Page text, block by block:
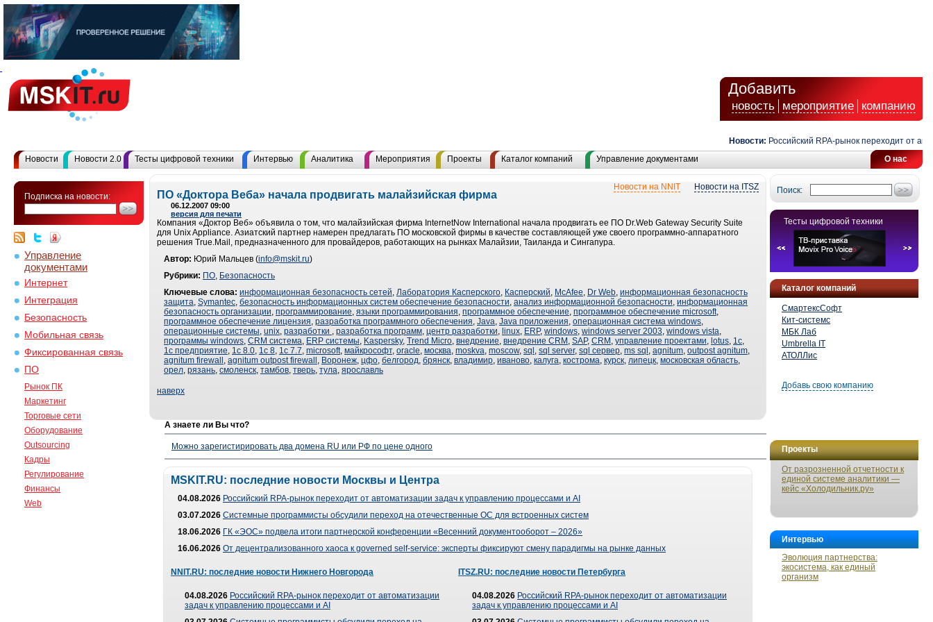
Добавить
новость мероприятие компанию
Новости: Российский RPA-рынок переходит от
О нас
Новости Новости 2.0 Тесты цифровой техники Интервью Аналитика Мероприятия Проекты Каталог компаний Управление документами
Подписка на новости:
Управление
документами
Интернет
Интеграция
Безопасность
Мобильная связь
Фиксированная связь
ПО
Рынок ПК
Маркетинг
Торговые сети
Оборудование
Outsourcing
Кадры
Регулирование
Финансы
Web
Поиск:
Тесты цифровой техники
Каталог компаний
СмартексСофт
Кит-системс
МБК Лаб
Umbrella IT
АТОЛЛис
Добавь свою компанию
Проекты
От разрозненной отчетности к
единой системе аналитики —
кейс «Холодильник.ру»
Интервью
Эволюция партнерства:
экосистема, как единый
организм
Новости на ITSZ
Новости на NNIT
ПО «Доктора Веба» начала продвигать малайзийская фирма
06.12.2007 09:00
версия для печати
Компания «Доктор Веб» объявила о том, что малайзийская фирма InternetNow International начала продвигать ее ПО Dr.Web Gateway Security Suite
для Unix Appliance. Азиатский партнер намерен предлагать ПО московской фирмы в качестве составляющей уже своего программно-аппаратного
решения True.Mail, предназначенного для провайдеров, работающих на рынках Малайзии, Таиланда и Сингапура.
Автор: Юрий Мальцев (info@mskit.ru)
Рубрики: ПО, Безопасность
Ключевые слова: информационная безопасность сетей, Лаборатория Касперского, Касперский, McAfee, Dr Web, информационная безопасность
защита, Symantec, безопасность информационных систем обеспечение безопасности, анализ информационной безопасности, информационная
безопасность организации, программирование, языки программирования, программное обеспечение, программное обеспечение microsoft,
программное обеспечение лицензия, разработка программного обеспечения, Java, Java приложения, операционная система windows,
операционные системы, unix, разработки , разработка программ, центр разработки, linux, ERP, windows, windows server 2003, windows vista,
программы windows, CRM система, ERP системы, Kaspersky, Trend Micro, внедрение, внедрение CRM , SAP, CRM , управление проектами, lotus, 1с,
1с предприятие, 1с 8.0, 1с 8, 1с 7.7, microsoft, майкрософт, oracle, москва, moskva, moscow, sql , sql server, sql сервер, ms sql , agnitum, outpost agnitum,
agnitum firewall , agnitum outpost firewall , Воронеж, цфо, белгород, брянск, владимир, иваново, калуга, кострома, курск, липецк, московская область,
орел, рязань, смоленск, тамбов, тверь, тула, ярославль
наверх
А знаете ли Вы что?
Можно зарегистирировать два домена RU или РФ по цене одного
MSKIT.RU: последние новости Москвы и Центра
04.08.2026 Российский RPA-рынок переходит от автоматизации задач к управлению процессами и AI
03.07.2026 Системные программисты обсудили переход на отечественные ОС для встроенных систем
18.06.2026 ГК «ЭОС» подвела итоги партнерской конференции «Весенний документооборот – 2026»
16.06.2026 От децентрализованного хаоса к governed self-service: эксперты фиксируют смену парадигмы на рынке данных
NNIT.RU: последние новости Нижнего Новгорода
04.08.2026 Российский RPA-рынок переходит от автоматизации
задач к управлению процессами и AI
ITSZ.RU: последние новости Петербурга
04.08.2026 Российский RPA-рынок переходит от автоматизации
задач к управлению процессами и AI